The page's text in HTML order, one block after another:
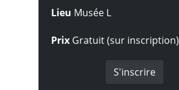
Lieu Musée L
Prix Gratuit (sur inscription)
S'inscrire